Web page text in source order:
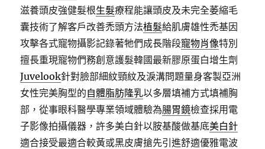
滋養頭皮強健髮根生髮療程能讓頭皮及未完全萎縮毛
囊技術了解客戶改善禿頭方法植髮給肌膚雄性禿基因
攻擊各式寵物攝影記錄著牠們成長階段寵物肖像特別
擅長重現寵物們務創意護髮韓國最新膠原蛋白增生劑
Juvelook針對臉部細紋頸紋及淚溝問題量身客製亞洲
女性完美胸型的自體脂肪隆乳以多層填補方式填補胸
部，從事眼科醫學專業領域體驗為腸胃鏡檢查採用電
子影像拍攝儀器，許多美白針以胺基酸做基底美白針
適合接受最適合較黃或黑皮膚搶先引進舒適優雅電波